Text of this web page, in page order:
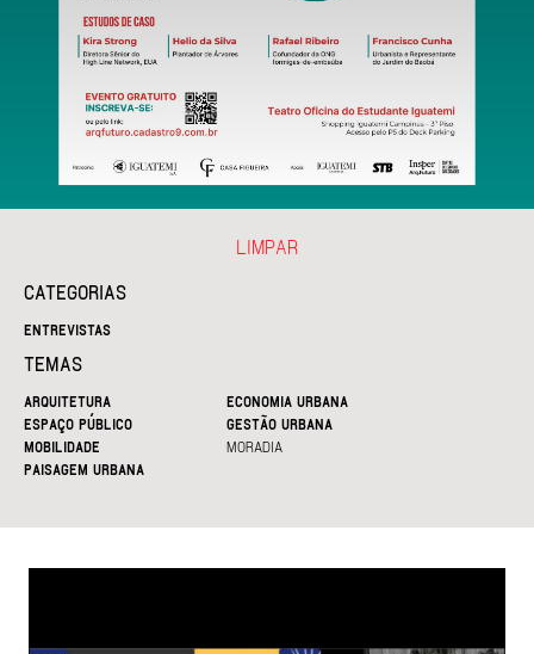
CATEGORIAS
ENTREVISTAS
TEMAS
ARQUITETURA
ECONOMIA URBANA
ESPAÇO PÚBLICO
GESTÃO URBANA
MOBILIDADE
MORADIA
PAISAGEM URBANA
LIMPAR